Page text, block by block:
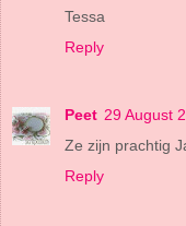
Tessa
Reply
Peet 29 August
Ze zijn prachtig
Reply